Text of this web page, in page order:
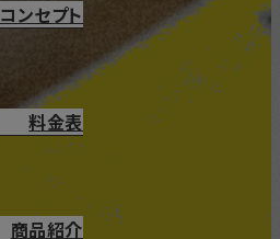
コンセプト
料金表
商品紹介